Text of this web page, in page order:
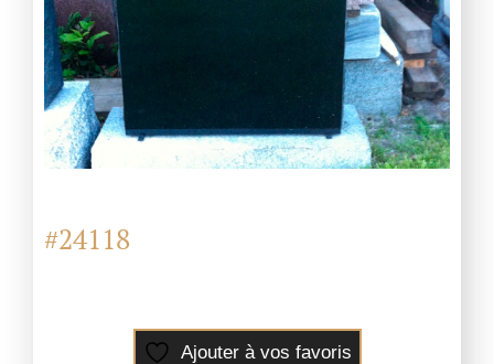
#24118
Ajouter à vos favoris